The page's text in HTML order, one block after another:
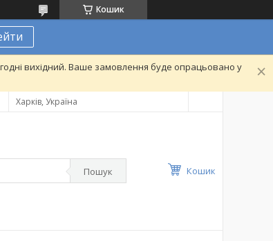
Кошик
вихідний. Ваше замовлення буде опрацьовано у
Харків, Україна
Пошук Кошик